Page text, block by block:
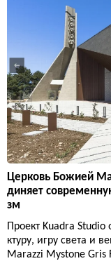
Церковь Божией
диняет
зм
Проект Kuadra
ктуру, игру света и
Marazzi Mystone Gris